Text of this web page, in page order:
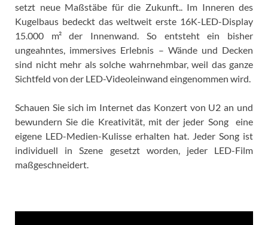
setzt neue Maßstäbe für die Zukunft.. Im Inneren des
Kugelbaus bedeckt das weltweit erste 16K-LED-Display
15.000 m² der Innenwand. So entsteht ein bisher
ungeahntes, immersives Erlebnis – Wände und Decken
sind nicht mehr als solche wahrnehmbar, weil das ganze
Sichtfeld von der LED-Videoleinwand eingenommen wird.
Schauen Sie sich im Internet das Konzert von U2 an und
bewundern Sie die Kreativität, mit der jeder Song eine
eigene LED-Medien-Kulisse erhalten hat. Jeder Song ist
individuell in Szene gesetzt worden, jeder LED-Film
maßgeschneidert.